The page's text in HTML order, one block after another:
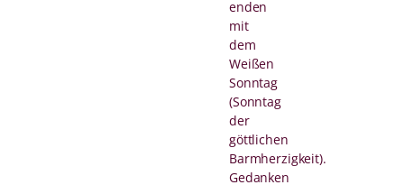
enden
mit
dem
Weißen
Sonntag
(Sonntag
der
göttlichen
Barmherzigkeit).
Gedanken